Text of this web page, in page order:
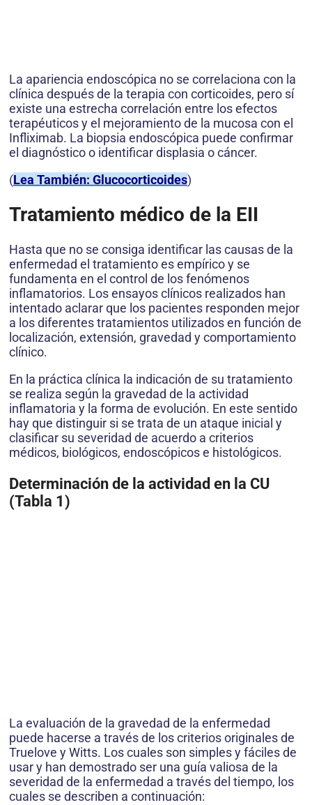
La apariencia endoscópica no se correlaciona con la
clínica después de la terapia con corticoides, pero sí
existe una estrecha correlación entre los efectos
terapéuticos y el mejoramiento de la mucosa con el
Infliximab. La biopsia endoscópica puede confirmar
el diagnóstico o identificar displasia o cáncer.
(Lea También: Glucocorticoides)
Tratamiento médico de la EII
Hasta que no se consiga identificar las causas de la
enfermedad el tratamiento es empírico y se
fundamenta en el control de los fenómenos
inflamatorios. Los ensayos clínicos realizados han
intentado aclarar que los pacientes responden mejor
a los diferentes tratamientos utilizados en función de
localización, extensión, gravedad y comportamiento
clínico.
En la práctica clínica la indicación de su tratamiento
se realiza según la gravedad de la actividad
inflamatoria y la forma de evolución. En este sentido
hay que distinguir si se trata de un ataque inicial y
clasificar su severidad de acuerdo a criterios
médicos, biológicos, endoscópicos e histológicos.
Determinación de la actividad en la CU
(Tabla 1)
La evaluación de la gravedad de la enfermedad
puede hacerse a través de los criterios originales de
Truelove y Witts. Los cuales son simples y fáciles de
usar y han demostrado ser una guía valiosa de la
severidad de la enfermedad a través del tiempo, los
cuales se describen a continuación: